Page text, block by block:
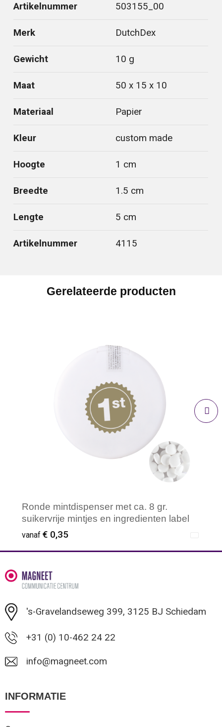
Artikelnummer 503155_00
Merk DutchDex
Gewicht 10 g
Maat 50 x 15 x 10
Materiaal Papier
Kleur custom made
Hoogte 1 cm
Breedte 1.5 cm
Lengte 5 cm
Artikelnummer 4115
Gerelateerde producten
Ronde mintdispenser met ca. 8 gr.
suikervrije mintjes en ingredienten label
vanaf € 0,35
Minimale afname: 50
's-Gravelandseweg 399, 3125 BJ Schiedam
+31 (0) 10-462 24 22
info@magneet.com
INFORMATIE